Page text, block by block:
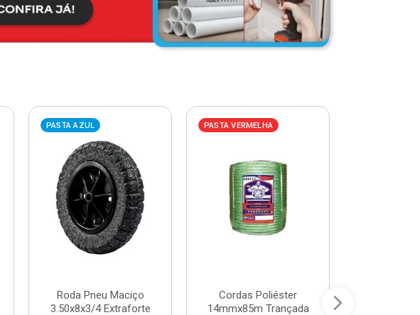
PASTA AZUL
Roda Pneu Maciço
3.50x8x3/4 Extraforte
PASTA VERMELHA
Cordas Poliéster
14mmx85m Trançada